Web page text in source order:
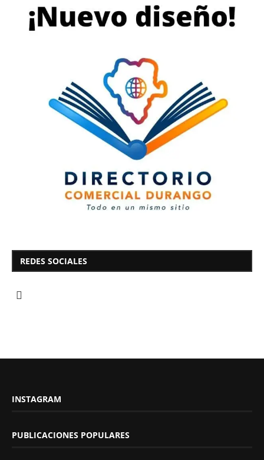
REDES SOCIALES
INSTAGRAM
PUBLICACIONES POPULARES